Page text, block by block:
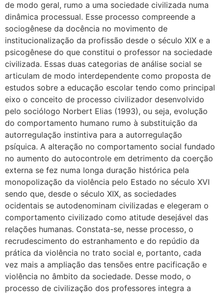
de modo geral, rumo a uma sociedade civilizada numa
dinâmica processual. Esse processo compreende a
sociogênese da docência no movimento de
institucionalização da profissão desde o século XIX e a
psicogênese do que constitui o professor na sociedade
civilizada. Essas duas categorias de análise social se
articulam de modo interdependente como proposta de
estudos sobre a educação escolar tendo como principal
eixo o conceito de processo civilizador desenvolvido
pelo sociólogo Norbert Elias (1993), ou seja, evolução
do comportamento humano rumo à substituição da
autorregulação instintiva para a autorregulação
psíquica. A alteração no comportamento social fundado
no aumento do autocontrole em detrimento da coerção
externa se fez numa longa duração histórica pela
monopolização da violência pelo Estado no século XVI
sendo que, desde o século XIX, as sociedades
ocidentais se autodenominam civilizadas e elegeram o
comportamento civilizado como atitude desejável das
relações humanas. Constata-se, nesse processo, o
recrudescimento do estranhamento e do repúdio da
prática da violência no trato social e, portanto, cada
vez mais a ampliação das tensões entre pacificação e
violência no âmbito da sociedade. Desse modo, o
processo de civilização dos professores integra a